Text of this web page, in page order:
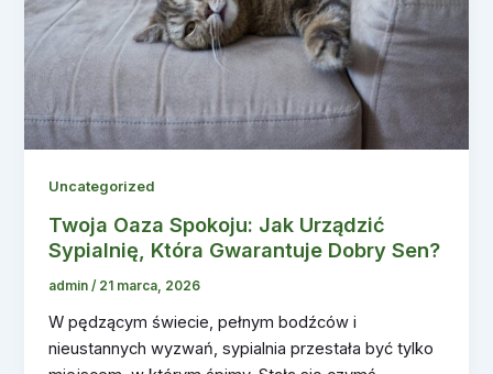
Uncategorized
Twoja Oaza Spokoju: Jak Urządzić
Sypialnię, Która Gwarantuje Dobry Sen?
admin/ 21 marca, 2026
W pędzącym świecie, pełnym bodźców i
nieustannych wyzwań, sypialnia przestała być tylko